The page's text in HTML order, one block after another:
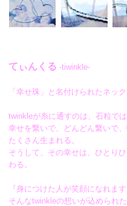
てぃんくる -tiwinkle-
「幸せ珠」と名付けられたネッ
twinkleが糸に通すのは、石粒では
幸せを繋いで、どんどん繋いで
たくさん生まれる。
そうして、その幸せは、ひとり
わる。
『身につけた人が笑顔になれま
そんなtwinkleの想いが込められ